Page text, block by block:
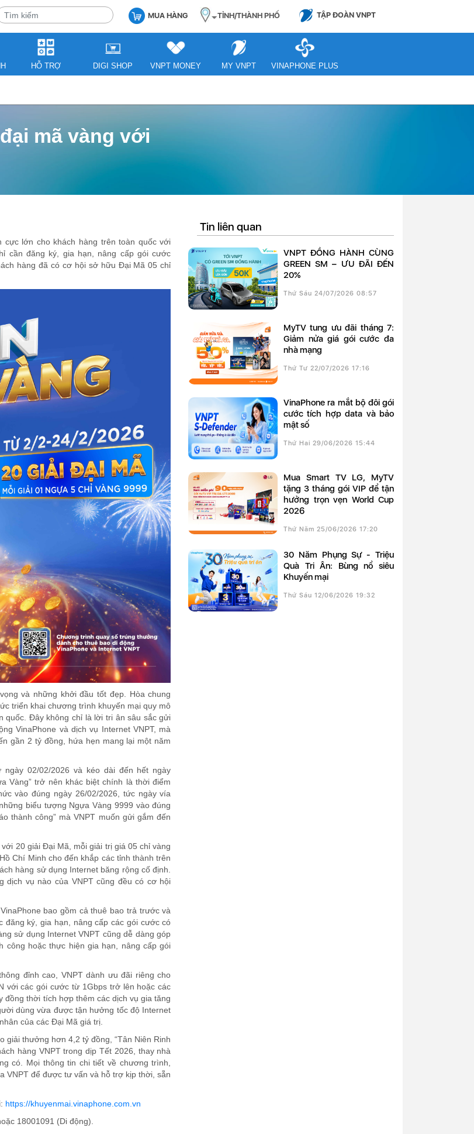
MUA HÀNG TỈNH/THÀNH PHỐ TẬP ĐOÀN VNPT
HỖ TRỢ DIGI SHOP VNPT MONEY MY VNPT VINAPHONE PLUS
mã vàng với
cực lớn cho khách hàng trên toàn quốc với
cần đăng ký, gia hạn, nâng cấp gói cước
hàng đã có cơ hội sở hữu Đại Mã 05 chỉ
và những khởi đầu tốt đẹp. Hòa chung
triển khai chương trình khuyến mại quy mô
quốc. Đây không chỉ là lời tri ân sâu sắc gửi
VinaPhone và dịch vụ Internet VNPT, mà
gần 2 tỷ đồng, hứa hẹn mang lại một năm
02/02/2026 và kéo dài đến hết ngày
Vàng” trở nên khác biệt chính là thời điểm
vào đúng ngày 26/02/2026, tức ngày vía
biểu tượng Ngựa Vàng 9999 vào đúng
thành công” mà VNPT muốn gửi gắm đến
20 giải Đại Mã, mỗi giải trị giá 05 chỉ vàng
Chí Minh cho đến khắp các tỉnh thành trên
hàng sử dụng Internet băng rộng cố định.
dịch vụ nào của VNPT cũng đều có cơ hội
bao gồm cả thuê bao trả trước và
ký, gia hạn, nâng cấp các gói cước có
sử dụng Internet VNPT cũng dễ dàng góp
công hoặc thực hiện gia hạn, nâng cấp gói
đỉnh cao, VNPT dành ưu đãi riêng cho
với các gói cước từ 1Gbps trở lên hoặc các
đồng thời tích hợp thêm các dịch vụ gia tăng
dùng vừa được tận hưởng tốc độ Internet
của các Đại Mã giá trị.
giải thưởng hơn 4,2 tỷ đồng, “Tân Niên Rinh
hàng VNPT trong dịp Tết 2026, thay nhà
có. Mọi thông tin chi tiết về chương trình,
VNPT để được tư vấn và hỗ trợ kịp thời, sẵn
https://khuyenmai.vinaphone.com.vn
18001091 (Di động).
Tin liên quan
VNPT ĐỒNG HÀNH CÙNG
GREEN SM – ƯU ĐÃI ĐẾN
20%
Thứ Sáu 24/07/2026 08:57
MyTV tung ưu đãi tháng 7:
Giảm nửa giá gói cước đa
nhà mạng
Thứ Tư 22/07/2026 17:16
VinaPhone ra mắt bộ đôi gói
cước tích hợp data và bảo
mật số
Thứ Hai 29/06/2026 15:44
Mua Smart TV LG, MyTV
tặng 3 tháng gói VIP để tận
hưởng trọn vẹn World Cup
2026
Thứ Năm 25/06/2026 17:20
30 Năm Phụng Sự - Triệu
Quà Tri Ân: Bùng nổ siêu
Khuyến mại
Thứ Sáu 12/06/2026 19:32